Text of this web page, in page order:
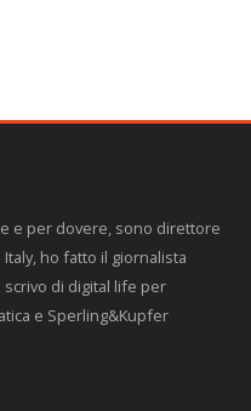
e per dovere, sono direttore
ho fatto il giornalista
scrivo di digital life per
e Sperling&Kupfer